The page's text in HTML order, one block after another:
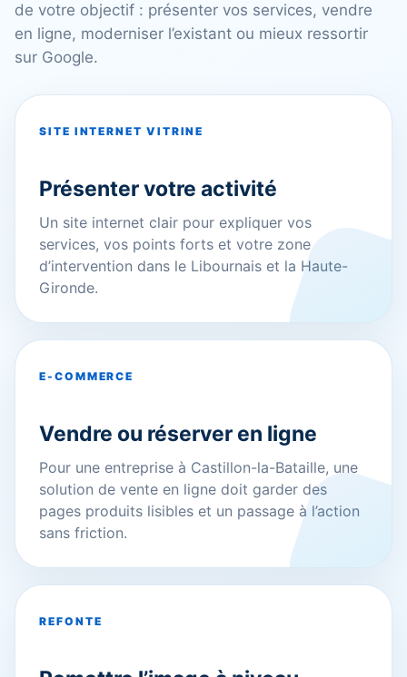
de votre objectif : présenter vos services, vendre
en ligne, moderniser l’existant ou mieux ressortir
sur Google.
SITE INTERNET VITRINE
Présenter votre activité
Un site internet clair pour expliquer vos
services, vos points forts et votre zone
d’intervention dans le Libournais et la Haute-
Gironde.
E-COMMERCE
Vendre ou réserver en ligne
Pour une entreprise à Castillon-la-Bataille, une
solution de vente en ligne doit garder des
pages produits lisibles et un passage à l’action
sans friction.
REFONTE